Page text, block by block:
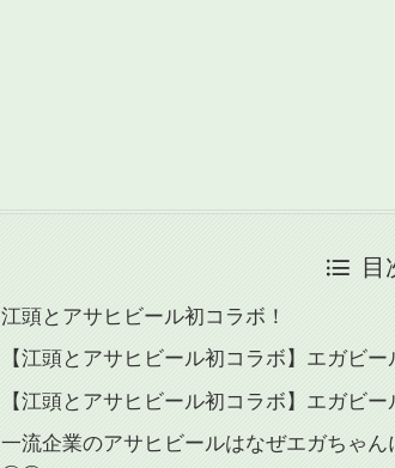
目
江頭とアサヒビール初コラボ！
【江頭とアサヒビール初コラボ】エガビ
【江頭とアサヒビール初コラボ】エガビ
一流企業のアサヒビールはなぜエガちゃ